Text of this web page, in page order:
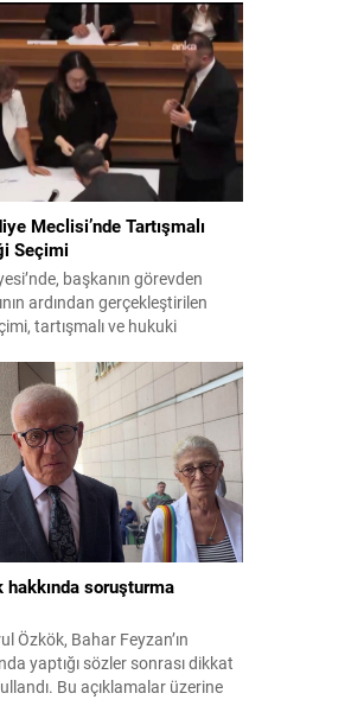
yayımlanan sekiz maddelik
ve bölgesel gelişmelere dair
içermektedir. Yaklaşık 2 saat
oturumun sonuç metninde;
bölgesel istikrar,...
Meclisi’nde Tartışmalı
Seçimi
başkanın görevden
ardından gerçekleştirilen
tartışmalı ve hukuki
usul ve gizlilikle ilgili
atıldı; bazı oyların geçersiz
içindeki yönlendirmeler
yol açtı. Seçim sürecinde
parti grupları arasındaki
hakkında soruşturma
Özkök, Bahar Feyzan’ın
yaptığı sözler sonrası dikkat
Bu açıklamalar üzerine